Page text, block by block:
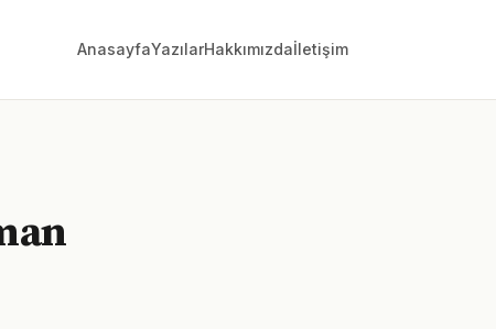
AnasayfaYazılarHakkımızdaİletişim